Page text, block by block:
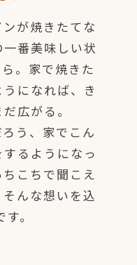
が焼きたてな
番美味しい状
。家で焼きた
になれば、き
広がる。
う、家でこん
るようになっ
こちで聞こえ
んな想いを込
。